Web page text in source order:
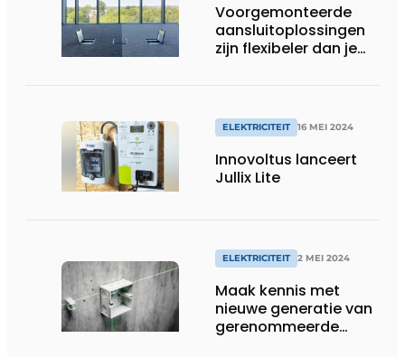
Voorgemonteerde
aansluitoplossingen
zijn flexibeler dan je
ELEKTRICITEIT 16 MEI 2024
Innovoltus lanceert
Jullix Lite
ELEKTRICITEIT 2 MEI 2024
Maak kennis met
nieuwe generatie van
gerenommeerde